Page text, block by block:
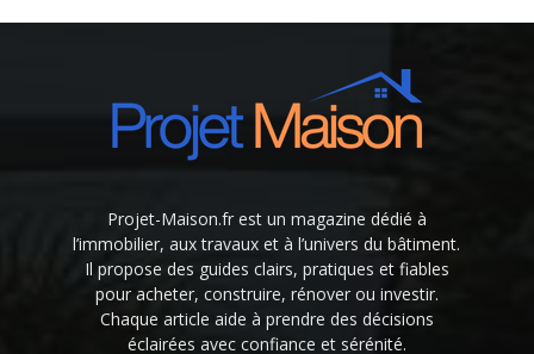
Projet-Maison.fr est un magazine dédié à
l’immobilier, aux travaux et à l’univers du bâtiment.
Il propose des guides clairs, pratiques et fiables
pour acheter, construire, rénover ou investir.
Chaque article aide à prendre des décisions
éclairées avec confiance et sérénité.